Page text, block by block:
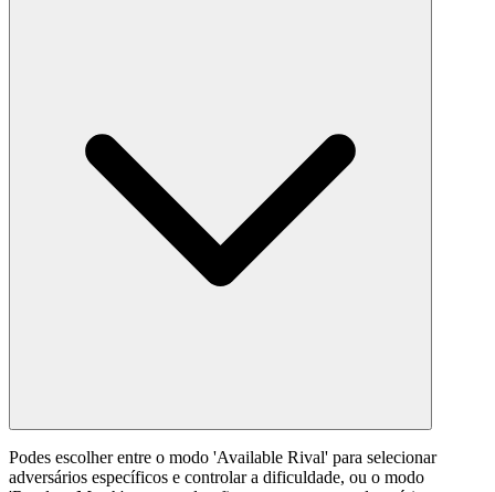
Podes escolher entre o modo 'Available Rival' para selecionar
adversários específicos e controlar a dificuldade, ou o modo